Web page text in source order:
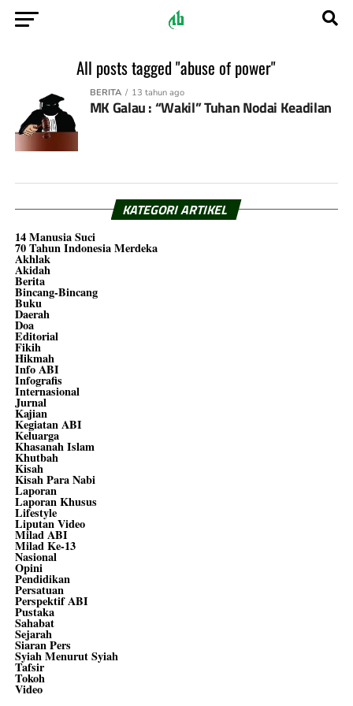
All posts tagged "abuse of power"
BERITA 13 tahun ago
MK Galau : “Wakil” Tuhan Nodai Keadilan
KATEGORI ARTIKEL
14 Manusia Suci
70 Tahun Indonesia Merdeka
Akhlak
Akidah
Berita
Bincang-Bincang
Buku
Daerah
Doa
Editorial
Fikih
Hikmah
Info ABI
Infografis
Internasional
Jurnal
Kajian
Kegiatan ABI
Keluarga
Khasanah Islam
Khutbah
Kisah
Kisah Para Nabi
Laporan
Laporan Khusus
Lifestyle
Liputan Video
Milad ABI
Milad Ke-13
Nasional
Opini
Pendidikan
Persatuan
Perspektif ABI
Pustaka
Sahabat
Sejarah
Siaran Pers
Syiah Menurut Syiah
Tafsir
Tokoh
Video